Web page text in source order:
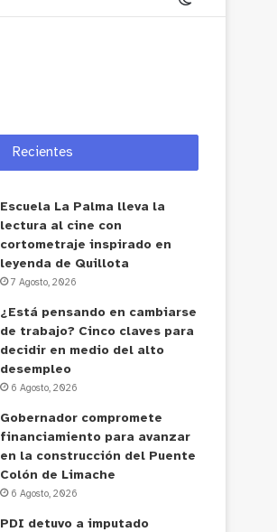
Recientes
Escuela La Palma lleva la
lectura al cine con
cortometraje inspirado en
leyenda de Quillota
7 Agosto, 2026
¿Está pensando en cambiarse
de trabajo? Cinco claves para
decidir en medio del alto
desempleo
6 Agosto, 2026
Gobernador compromete
financiamiento para avanzar
en la construcción del Puente
Colón de Limache
6 Agosto, 2026
PDI detuvo a imputado